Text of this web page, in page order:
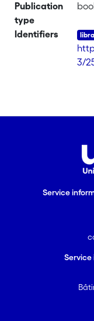
Publication
type
Identifiers
3/
Service